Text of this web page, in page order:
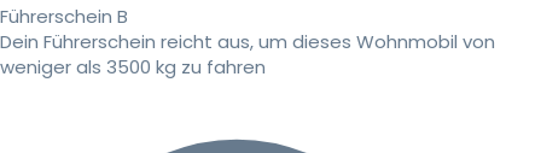
Führerschein B
Dein Führerschein reicht aus, um dieses Wohnmobil von
weniger als 3500 kg zu fahren